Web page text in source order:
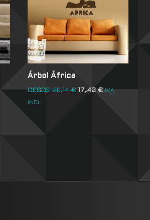
Árbol África
DESDE 26,14€ 17,42€ IVA
INCL